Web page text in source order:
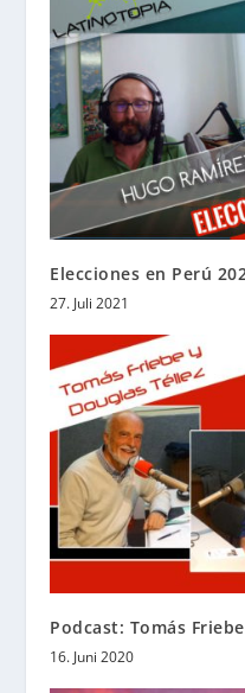
Elecciones en Perú
27. Juli 2021
Podcast: Tomás
16. Juni 2020